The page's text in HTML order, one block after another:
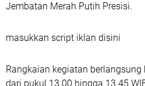
Jembatan Merah Putih Presisi.
masukkan script iklan disini
Rangkaian kegiatan
dari pukul 13.00 hingga 13.45